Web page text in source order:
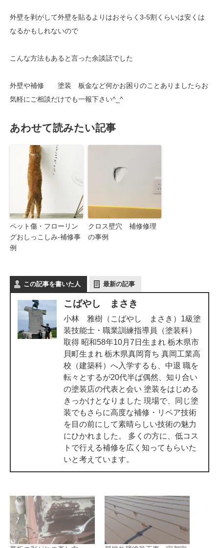
外壁を剥がして外壁を貼るよりはおそらく3-5割くらいは安くは
なるかもしれないので
こんな方法もあると言った余談話でした
外壁や補修 塗装 板金など何かお困りのことありましたらお
気軽にご相談だけでも一報下さい^_^
あわせて読みたい記事
ペット傷・フローリン
グおしっこしみ-補修事
例
クロス壁穴 補修修理
の事例
この記事を書いた人 最新の記事
こばやし まさき
小林 雅樹（こばやし まさき）1級塗
装技能士・職業訓練指導員（塗装科）
取得 昭和58年10月7日生まれ 栃木県市
貝町生まれ 栃木県真岡育ち 真岡工業高
校（建築科）へ入学するも、中退 職を
転々とするが20代半ば偶然、知り合い
の塗装店の代表と会い 塗装をはじめる
きっかけとなりました 現場で、同じ塗
装でもさらに高度な補修・リペア技術
を目の前にして素晴らしい技術の魅力
にひかれました。 多くの方に、低コス
トで行える補修を広く知ってもらいた
いと考えています。